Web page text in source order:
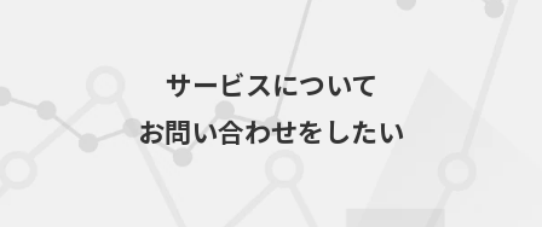
サービスについて
お問い合わせをしたい